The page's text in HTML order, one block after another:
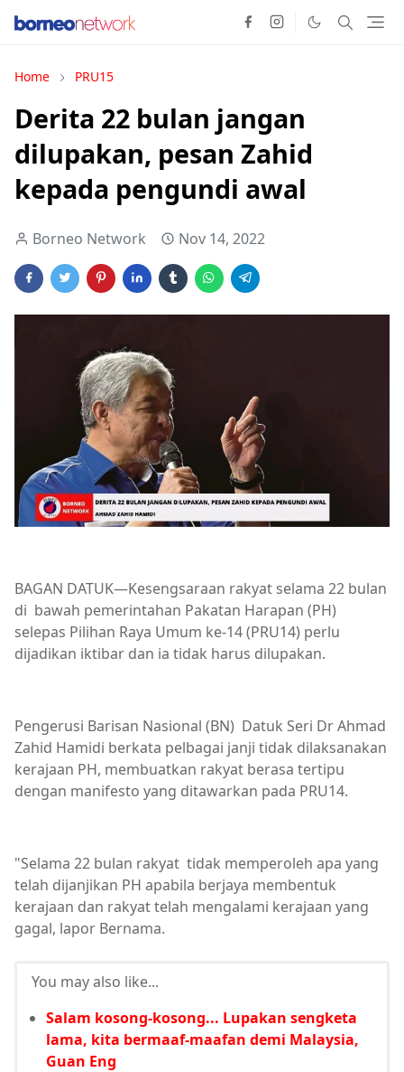
Home PRU15
Derita 22 bulan jangan
dilupakan, pesan Zahid
kepada pengundi awal
Borneo Network Nov 14, 2022
BAGAN DATUK—Kesengsaraan rakyat selama 22 bulan
di bawah pemerintahan Pakatan Harapan (PH)
selepas Pilihan Raya Umum ke-14 (PRU14) perlu
dijadikan iktibar dan ia tidak harus dilupakan.
Pengerusi Barisan Nasional (BN) Datuk Seri Dr Ahmad
Zahid Hamidi berkata pelbagai janji tidak dilaksanakan
kerajaan PH, membuatkan rakyat berasa tertipu
dengan manifesto yang ditawarkan pada PRU14.
"Selama 22 bulan rakyat tidak memperoleh apa yang
telah dijanjikan PH apabila berjaya membentuk
kerajaan dan rakyat telah mengalami kerajaan yang
gagal, lapor Bernama.
You may also like...
Salam kosong-kosong... Lupakan sengketa
lama, kita bermaaf-maafan demi Malaysia,
Guan Eng